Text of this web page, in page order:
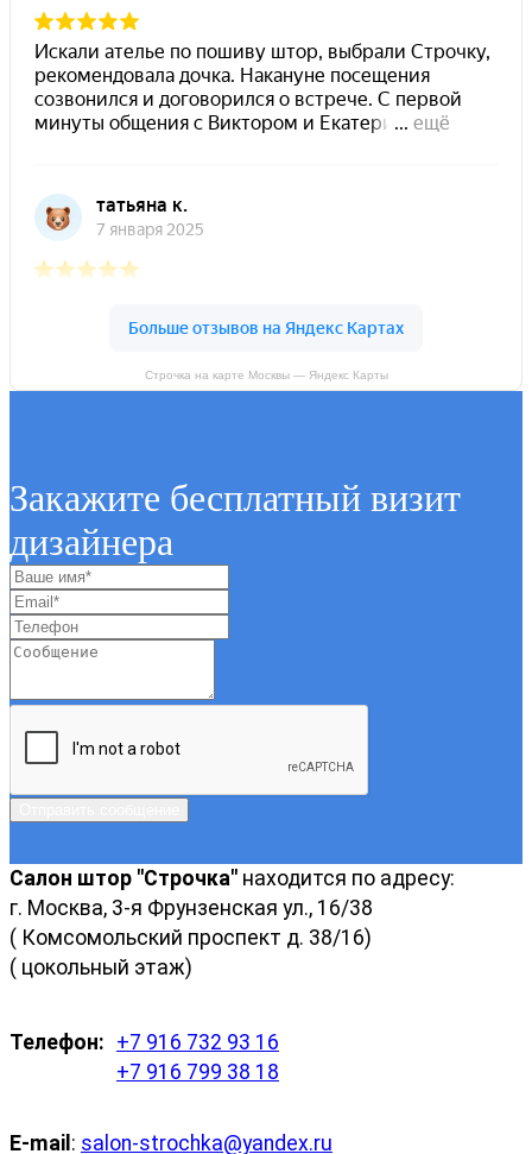
Строчка на карте Москвы — Яндекс Карты
Закажите бесплатный визит
дизайнера
Салон штор "Строчка" находится по адресу:
г. Москва, 3-я Фрунзенская ул., 16/38
( Комсомольский проспект д. 38/16)
( цокольный этаж)
Телефон: +7 916 732 93 16
+7 916 799 38 18
E-mail : salon-strochka@yandex.ru